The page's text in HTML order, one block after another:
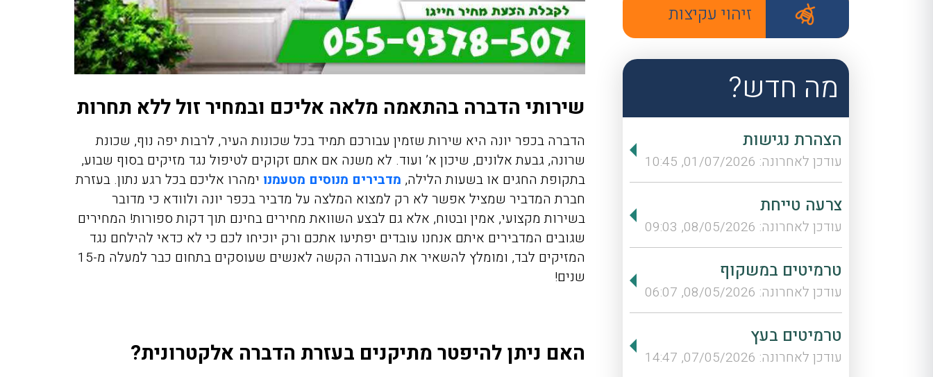
זיהוי עקיצות
מה חדש?
הצהרת נגישות
עודכן לאחרונה: 01/07/2026, 10:45
צרעה טייחת
עודכן לאחרונה: 08/05/2026, 09:03
טרמיטים במשקוף
עודכן לאחרונה: 08/05/2026, 06:07
טרמיטים בעץ
עודכן לאחרונה: 07/05/2026, 14:47
שירותי הדברה בהתאמה מלאה אליכם ובמחיר זול ללא תחרות
הדברה בכפר יונה היא שירות שזמין עבורכם תמיד בכל שכונות העיר, לרבות יפה נוף, שכונת
שרונה, גבעת אלונים, שיכון א’ ועוד. לא משנה אם אתם זקוקים לטיפול נגד מזיקים בסוף שבוע,
בתקופת החגים או בשעות הלילה, מדבירים מנוסים מטעמנו ימהרו אליכם בכל רגע נתון. בעזרת
חברת המדביר שמציל אפשר לא רק למצוא המלצה על מדביר בכפר יונה ולוודא כי מדובר
בשירות מקצועי, אמין ובטוח, אלא גם לבצע השוואת מחירים בחינם תוך דקות ספורות! המחירים
שגובים המדבירים איתם אנחנו עובדים יפתיעו אתכם ורק יוכיחו לכם כי לא כדאי להילחם נגד
המזיקים לבד, ומומלץ להשאיר את העבודה הקשה לאנשים שעוסקים בתחום כבר למעלה מ-15
שנים!
האם ניתן להיפטר מתיקנים בעזרת הדברה אלקטרונית?